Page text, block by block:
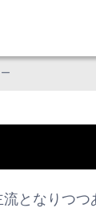
となりつ